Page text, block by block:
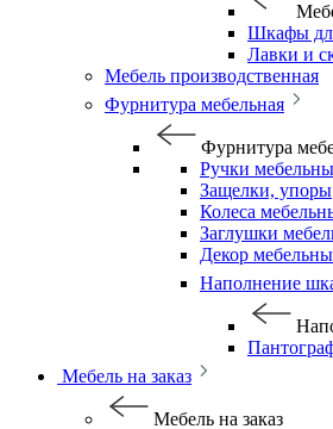
Шкафы
Лавки и
Мебель производственная
Фурнитура мебельная
Фурнитура
Ручки
Защелки, упоры
Колеса
Заглушки
Декор
Наполнение
Мебель на заказ
Мебель на заказ